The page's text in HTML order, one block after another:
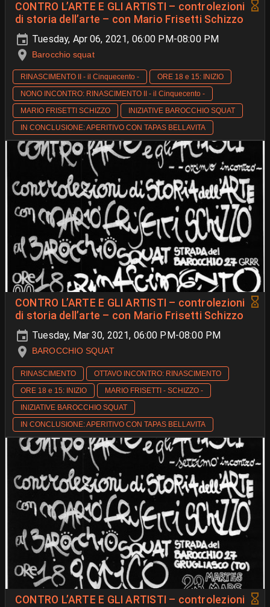
CONTRO L’ARTE E GLI ARTISTI – controlezioni
di storia dell’arte – con Mario Frisetti Schizzo
Tuesday, Apr 06, 2021, 06:00 PM-08:00 PM
Barocchio squat
RINASCIMENTO II - il Cinquecento -
ORE 18 e 15: INIZIO
NONO INCONTRO: RINASCIMENTO II - il Cinquecento -
MARIO FRISETTI SCHIZZO
INIZIATIVE BAROCCHIO SQUAT
IN CONCLUSIONE: APERITIVO CON TAPAS BELLAVITA
CONTRO L’ARTE E GLI ARTISTI – controlezioni
di storia dell’arte – con Mario Frisetti Schizzo
Tuesday, Mar 30, 2021, 06:00 PM-08:00 PM
BAROCCHIO SQUAT
RINASCIMENTO
OTTAVO INCONTRO: RINASCIMENTO
ORE 18 e 15: INIZIO
MARIO FRISETTI - SCHIZZO -
INIZIATIVE BAROCCHIO SQUAT
IN CONCLUSIONE: APERITIVO CON TAPAS BELLAVITA
CONTRO L’ARTE E GLI ARTISTI – controlezioni